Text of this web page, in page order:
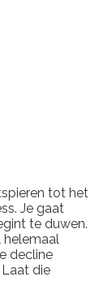
tot het
Je gaat
te duwen.
helemaal
decline
die